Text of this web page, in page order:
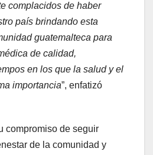
complacidos de haber
país brindando esta
guatemalteca para
de calidad,
en los que la salud y el
importancia”, enfatizó
compromiso de seguir
de la comunidad y